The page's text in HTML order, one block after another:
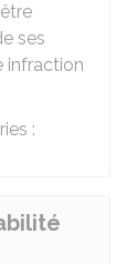
ses
infraction
: